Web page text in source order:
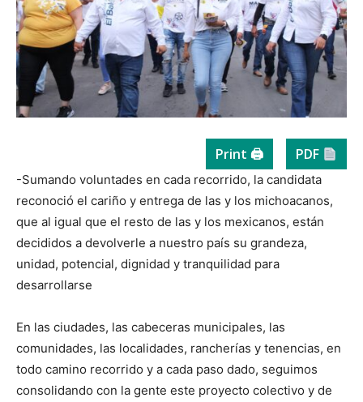
Print 🖨 PDF
-Sumando voluntades en cada recorrido, la candidata
reconoció el cariño y entrega de las y los michoacanos,
que al igual que el resto de las y los mexicanos, están
decididos a devolverle a nuestro país su grandeza,
unidad, potencial, dignidad y tranquilidad para
desarrollarse
En las ciudades, las cabeceras municipales, las
comunidades, las localidades, rancherías y tenencias, en
todo camino recorrido y a cada paso dado, seguimos
consolidando con la gente este proyecto colectivo y de